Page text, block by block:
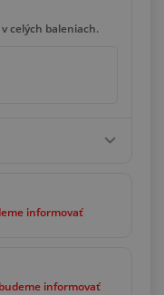
celých baleniach.
informovať
informovať